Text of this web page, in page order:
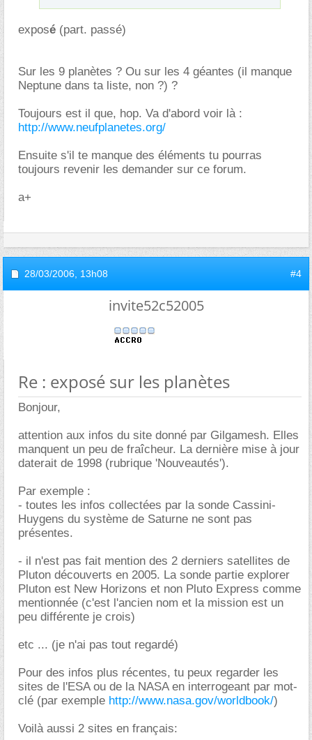
exposé (part. passé)
Sur les 9 planètes ? Ou sur les 4 géantes (il manque
Neptune dans ta liste, non ?) ?
Toujours est il que, hop. Va d'abord voir là :
http://www.neufplanetes.org/
Ensuite s'il te manque des éléments tu pourras
toujours revenir les demander sur ce forum.
a+
28/03/2006, 13h08 #4
invite52c52005
Re : exposé sur les planètes
Bonjour,
attention aux infos du site donné par Gilgamesh. Elles
manquent un peu de fraîcheur. La dernière mise à jour
daterait de 1998 (rubrique 'Nouveautés').
Par exemple :
- toutes les infos collectées par la sonde Cassini-
Huygens du système de Saturne ne sont pas
présentes.
- il n'est pas fait mention des 2 derniers satellites de
Pluton découverts en 2005. La sonde partie explorer
Pluton est New Horizons et non Pluto Express comme
mentionnée (c'est l'ancien nom et la mission est un
peu différente je crois)
etc ... (je n'ai pas tout regardé)
Pour des infos plus récentes, tu peux regarder les
sites de l'ESA ou de la NASA en interrogeant par mot-
clé (par exemple http://www.nasa.gov/worldbook/)
Voilà aussi 2 sites en français: